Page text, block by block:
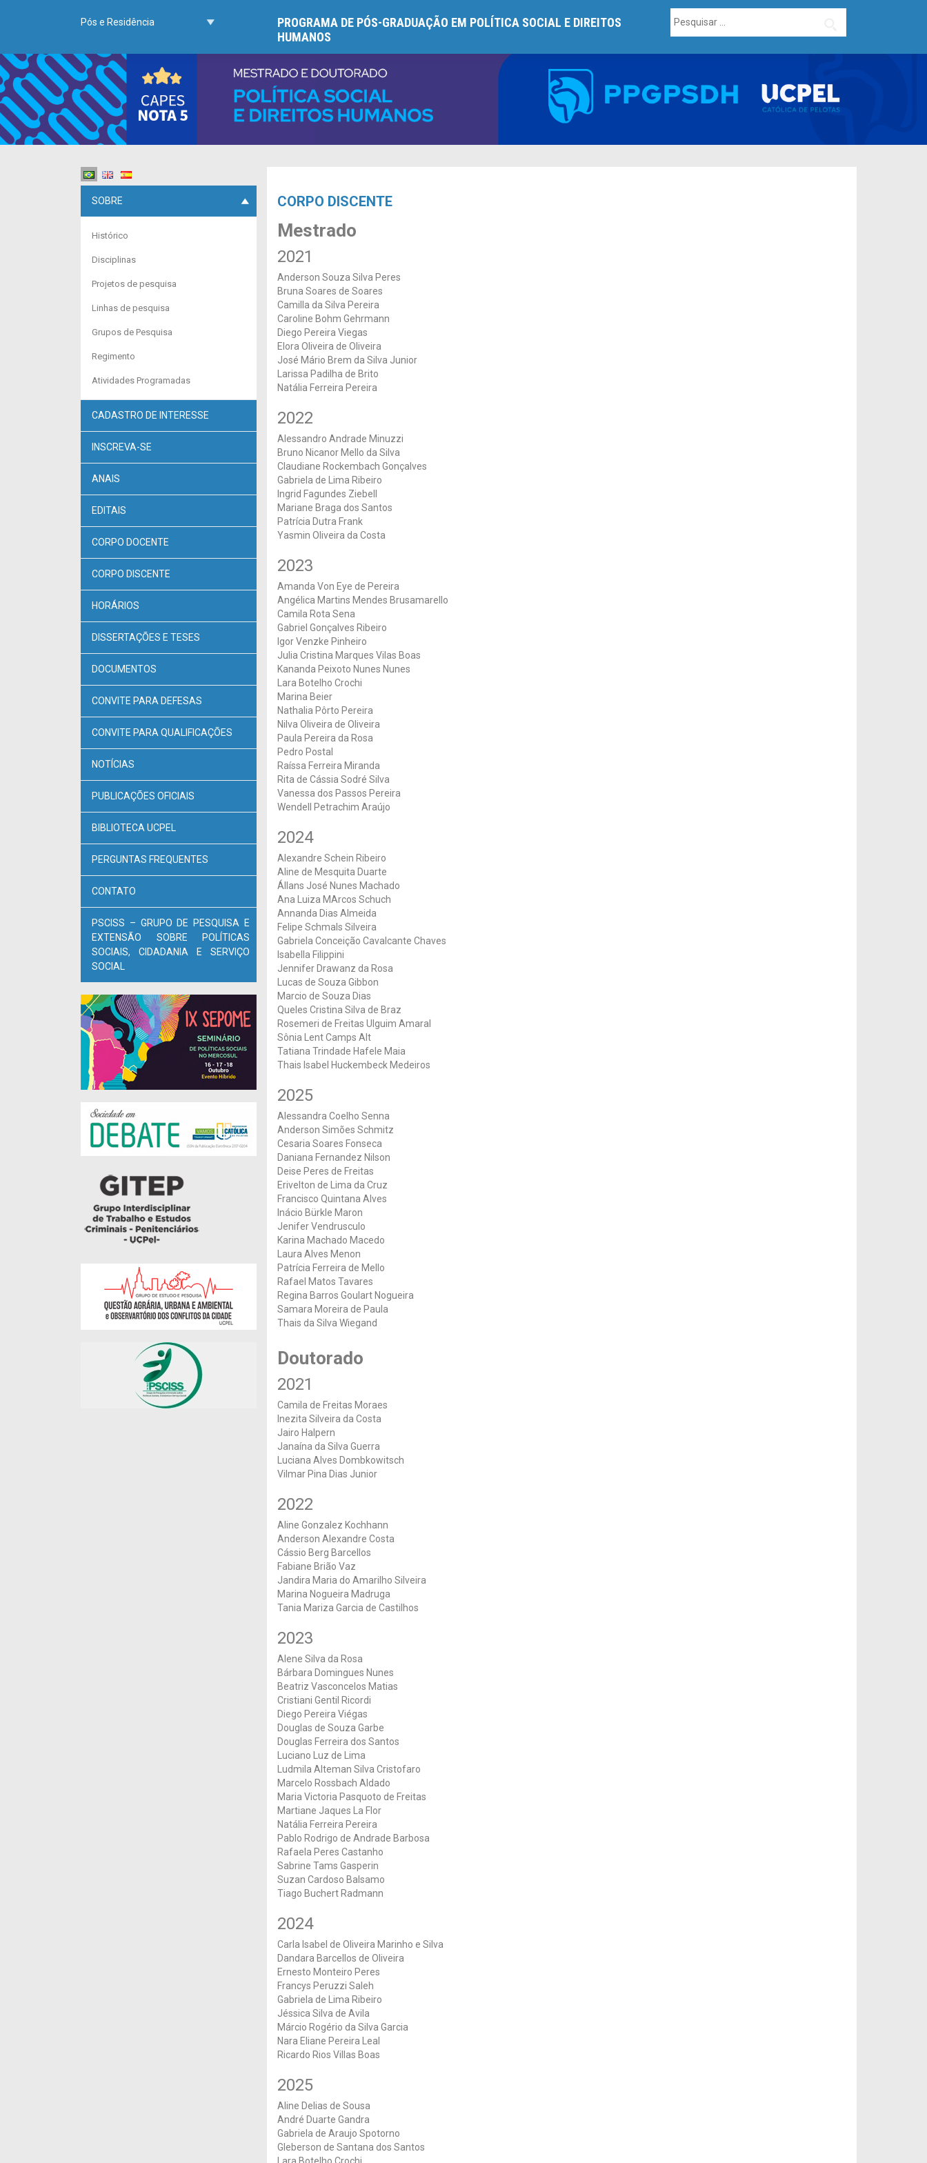
Pós e Residência
PROGRAMA DE PÓS-GRADUAÇÃO EM POLÍTICA SOCIAL E DIREITOS
HUMANOS
por:
SOBRE
Histórico
Disciplinas
Projetos de pesquisa
Linhas de pesquisa
Grupos de Pesquisa
Regimento
Atividades Programadas
CADASTRO DE INTERESSE
INSCREVA-SE
ANAIS
EDITAIS
CORPO DOCENTE
CORPO DISCENTE
HORÁRIOS
DISSERTAÇÕES E TESES
DOCUMENTOS
CONVITE PARA DEFESAS
CONVITE PARA QUALIFICAÇÕES
NOTÍCIAS
PUBLICAÇÕES OFICIAIS
BIBLIOTECA UCPEL
PERGUNTAS FREQUENTES
CONTATO
PSCISS – GRUPO DE PESQUISA E
EXTENSÃO SOBRE POLÍTICAS
SOCIAIS, CIDADANIA E SERVIÇO
SOCIAL
CORPO DISCENTE
Mestrado
2021
Anderson Souza Silva Peres
Bruna Soares de Soares
Camilla da Silva Pereira
Caroline Bohm Gehrmann
Diego Pereira Viegas
Elora Oliveira de Oliveira
José Mário Brem da Silva Junior
Larissa Padilha de Brito
Natália Ferreira Pereira
2022
Alessandro Andrade Minuzzi
Bruno Nicanor Mello da Silva
Claudiane Rockembach Gonçalves
Gabriela de Lima Ribeiro
Ingrid Fagundes Ziebell
Mariane Braga dos Santos
Patrícia Dutra Frank
Yasmin Oliveira da Costa
2023
Amanda Von Eye de Pereira
Angélica Martins Mendes Brusamarello
Camila Rota Sena
Gabriel Gonçalves Ribeiro
Igor Venzke Pinheiro
Julia Cristina Marques Vilas Boas
Kananda Peixoto Nunes Nunes
Lara Botelho Crochi
Marina Beier
Nathalia Pôrto Pereira
Nilva Oliveira de Oliveira
Paula Pereira da Rosa
Pedro Postal
Raíssa Ferreira Miranda
Rita de Cássia Sodré Silva
Vanessa dos Passos Pereira
Wendell Petrachim Araújo
2024
Alexandre Schein Ribeiro
Aline de Mesquita Duarte
Állans José Nunes Machado
Ana Luiza MArcos Schuch
Annanda Dias Almeida
Felipe Schmals Silveira
Gabriela Conceição Cavalcante Chaves
Isabella Filippini
Jennifer Drawanz da Rosa
Lucas de Souza Gibbon
Marcio de Souza Dias
Queles Cristina Silva de Braz
Rosemeri de Freitas Ulguim Amaral
Sônia Lent Camps Alt
Tatiana Trindade Hafele Maia
Thais Isabel Huckembeck Medeiros
2025
Alessandra Coelho Senna
Anderson Simões Schmitz
Cesaria Soares Fonseca
Daniana Fernandez Nilson
Deise Peres de Freitas
Erivelton de Lima da Cruz
Francisco Quintana Alves
Inácio Bürkle Maron
Jenifer Vendrusculo
Karina Machado Macedo
Laura Alves Menon
Patrícia Ferreira de Mello
Rafael Matos Tavares
Regina Barros Goulart Nogueira
Samara Moreira de Paula
Thais da Silva Wiegand
Doutorado
2021
Camila de Freitas Moraes
Inezita Silveira da Costa
Jairo Halpern
Janaína da Silva Guerra
Luciana Alves Dombkowitsch
Vilmar Pina Dias Junior
2022
Aline Gonzalez Kochhann
Anderson Alexandre Costa
Cássio Berg Barcellos
Fabiane Brião Vaz
Jandira Maria do Amarilho Silveira
Marina Nogueira Madruga
Tania Mariza Garcia de Castilhos
2023
Alene Silva da Rosa
Bárbara Domingues Nunes
Beatriz Vasconcelos Matias
Cristiani Gentil Ricordi
Diego Pereira Viégas
Douglas de Souza Garbe
Douglas Ferreira dos Santos
Luciano Luz de Lima
Ludmila Alteman Silva Cristofaro
Marcelo Rossbach Aldado
Maria Victoria Pasquoto de Freitas
Martiane Jaques La Flor
Natália Ferreira Pereira
Pablo Rodrigo de Andrade Barbosa
Rafaela Peres Castanho
Sabrine Tams Gasperin
Suzan Cardoso Balsamo
Tiago Buchert Radmann
2024
Carla Isabel de Oliveira Marinho e Silva
Dandara Barcellos de Oliveira
Ernesto Monteiro Peres
Francys Peruzzi Saleh
Gabriela de Lima Ribeiro
Jéssica Silva de Avila
Márcio Rogério da Silva Garcia
Nara Eliane Pereira Leal
Ricardo Rios Villas Boas
2025
Aline Delias de Sousa
André Duarte Gandra
Gabriela de Araujo Spotorno
Gleberson de Santana dos Santos